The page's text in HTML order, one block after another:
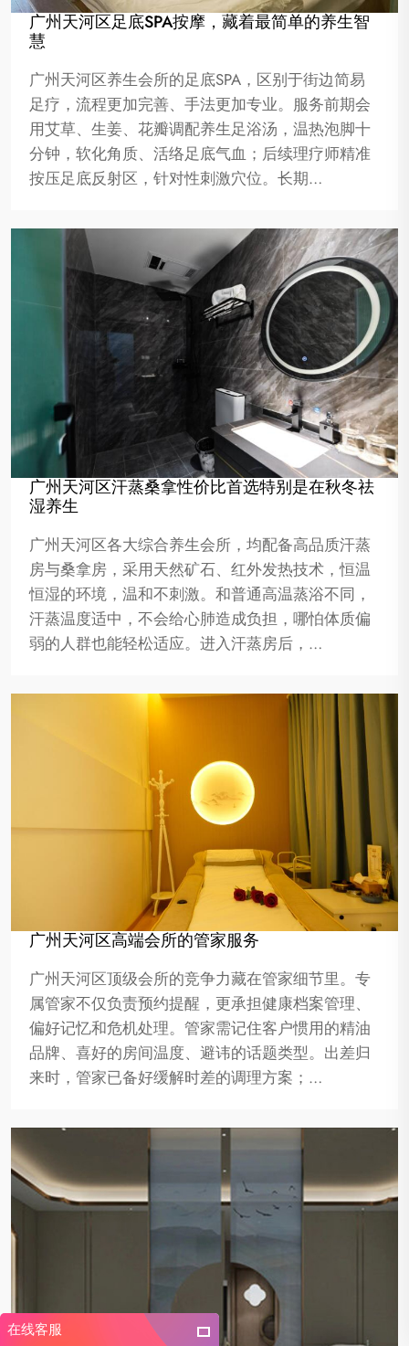
在线客服
广州天河区足底SPA按摩，藏着最简单的养生智
慧
广州天河区养生会所的足底SPA，区别于街边简易
足疗，流程更加完善、手法更加专业。服务前期会
用艾草、生姜、花瓣调配养生足浴汤，温热泡脚十
分钟，软化角质、活络足底气血；后续理疗师精准
按压足底反射区，针对性刺激穴位。长期…
广州天河区汗蒸桑拿性价比首选特别是在秋冬祛
湿养生
广州天河区各大综合养生会所，均配备高品质汗蒸
房与桑拿房，采用天然矿石、红外发热技术，恒温
恒湿的环境，温和不刺激。和普通高温蒸浴不同，
汗蒸温度适中，不会给心肺造成负担，哪怕体质偏
弱的人群也能轻松适应。进入汗蒸房后，…
广州天河区高端会所的管家服务
广州天河区顶级会所的竞争力藏在管家细节里。专
属管家不仅负责预约提醒，更承担健康档案管理、
偏好记忆和危机处理。管家需记住客户惯用的精油
品牌、喜好的房间温度、避讳的话题类型。出差归
来时，管家已备好缓解时差的调理方案；…